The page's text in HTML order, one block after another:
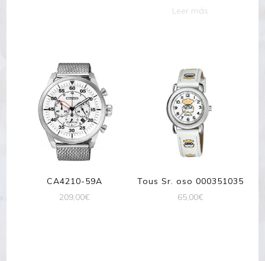
Leer más
CA4210-59A
209,00€
Tous Sr. oso 000351035
65,00€